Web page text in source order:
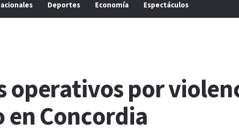
Deportes Economía Espectáculos
operativos por
Concordia